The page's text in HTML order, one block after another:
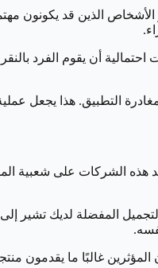
الذين قد يكونون
جذابة، كلما زادت احتمالية أن يقوم
التطبيق. هذا يجعل
هذه الشركات على شعبية
المفضلة لديك تشير إلى
غالبًا ما يقدمون